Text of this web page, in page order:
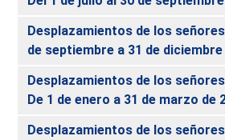
Desplazamientos de los
de septiembre a 31 de diciembre
Desplazamientos de los
De 1 de enero a 31 de marzo de
Desplazamientos de los